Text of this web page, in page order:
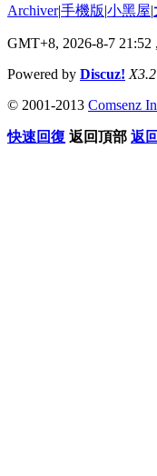
Archiver|手機版|小黑屋|
GMT+8, 2026-8-7 21:52
Powered by Discuz! X3.2
© 2001-2013 Comsenz
快速回復 返回頂部 返